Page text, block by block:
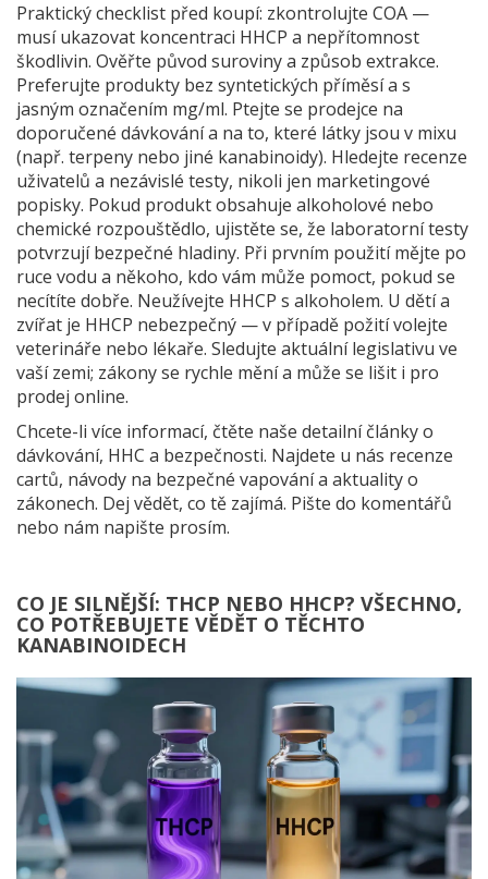
Praktický checklist před koupí: zkontrolujte COA —
musí ukazovat koncentraci HHCP a nepřítomnost
škodlivin. Ověřte původ suroviny a způsob extrakce.
Preferujte produkty bez syntetických příměsí a s
jasným označením mg/ml. Ptejte se prodejce na
doporučené dávkování a na to, které látky jsou v mixu
(např. terpeny nebo jiné kanabinoidy). Hledejte recenze
uživatelů a nezávislé testy, nikoli jen marketingové
popisky. Pokud produkt obsahuje alkoholové nebo
chemické rozpouštědlo, ujistěte se, že laboratorní testy
potvrzují bezpečné hladiny. Při prvním použití mějte po
ruce vodu a někoho, kdo vám může pomoct, pokud se
necítíte dobře. Neužívejte HHCP s alkoholem. U dětí a
zvířat je HHCP nebezpečný — v případě požití volejte
veterináře nebo lékaře. Sledujte aktuální legislativu ve
vaší zemi; zákony se rychle mění a může se lišit i pro
prodej online.
Chcete-li více informací, čtěte naše detailní články o
dávkování, HHC a bezpečnosti. Najdete u nás recenze
cartů, návody na bezpečné vapování a aktuality o
zákonech. Dej vědět, co tě zajímá. Pište do komentářů
nebo nám napište prosím.
CO JE SILNĚJŠÍ: THCP NEBO HHCP? VŠECHNO,
CO POTŘEBUJETE VĚDĚT O TĚCHTO
KANABINOIDECH